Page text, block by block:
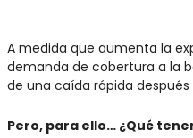
A medida que aumenta la
demanda de cobertura a la
de una caída rápida después
Pero, para ello… ¿Qué